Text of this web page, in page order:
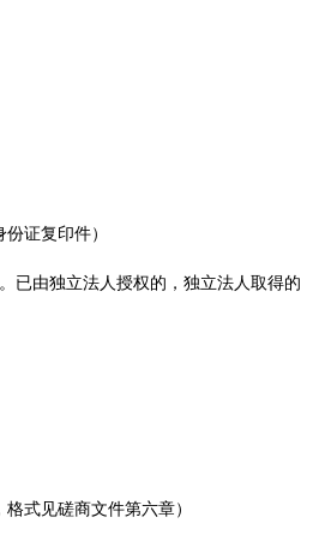
份证复印件）
已由独立法人授权的，独立法人取得的
格式见磋商文件第六章）